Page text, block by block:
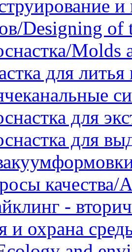
и
Designing of
Molds
для литья
для
для
качества/
-
и охрана